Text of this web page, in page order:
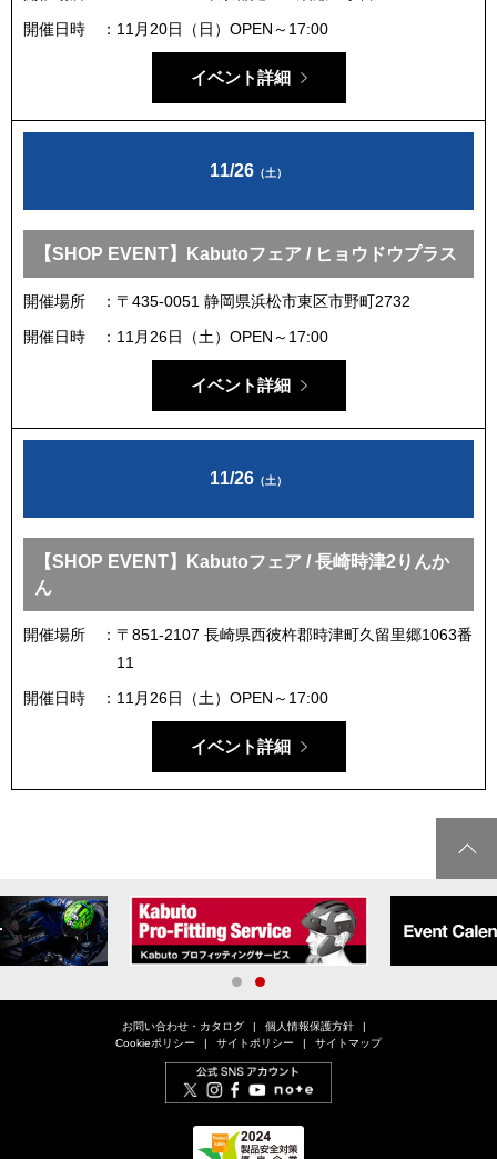
開催日時
11月20日（日）OPEN～17:00
イベント詳細
11/26 （土）
【SHOP EVENT】Kabutoフェア / ヒョウドウプラス
開催場所
〒435-0051 静岡県浜松市東区市野町2732
開催日時
11月26日（土）OPEN～17:00
イベント詳細
11/26 （土）
【SHOP EVENT】Kabutoフェア / 長崎時津2りんか
ん
開催場所
〒851-2107 長崎県西彼杵郡時津町久留里郷1063番
11
開催日時
11月26日（土）OPEN～17:00
イベント詳細
1
お問い合わせ・カタログ
個人情報保護方針
Cookieポリシー
サイトポリシー サイトマップ